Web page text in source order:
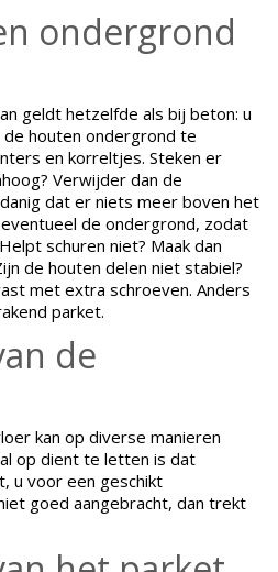
ondergrond
geldt hetzelfde als bij beton: u
houten ondergrond te
en korreltjes. Steken er
Verwijder dan de
dat er niets meer boven het
de ondergrond, zodat
schuren niet? Maak dan
de houten delen niet stabiel?
met extra schroeven. Anders
parket.
de
kan op diverse manieren
op dient te letten is dat
u voor een geschikt
goed aangebracht, dan trekt